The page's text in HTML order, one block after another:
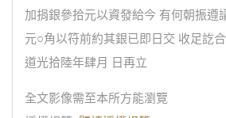
加捐銀參拾元以資發給今 有何朝振遵
元○角以符前約其銀已即日交 收足訖
道光拾陸年肆月 日再立
全文影像需至本所方能瀏覽